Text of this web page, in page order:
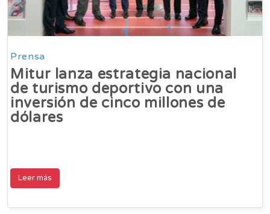
Prensa
Mitur lanza estrategia nacional
de turismo deportivo con una
inversión de cinco millones de
dólares
Leer más